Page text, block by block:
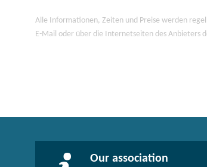
Alle Informationen, Zeiten und Preise werden
E-Mail oder über die Internetseiten des Anbieters
Our association